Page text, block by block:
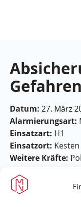
Datum: 27. März
Alarmierungsart:
Einsatzart: H1
Einsatzort: Kesten
Weitere Kräfte: